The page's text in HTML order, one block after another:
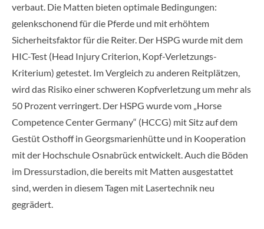
verbaut. Die Matten bieten optimale Bedingungen:
gelenkschonend für die Pferde und mit erhöhtem
Sicherheitsfaktor für die Reiter. Der HSPG wurde mit dem
HIC-Test (Head Injury Criterion, Kopf-Verletzungs-
Kriterium) getestet. Im Vergleich zu anderen Reitplätzen,
wird das Risiko einer schweren Kopfverletzung um mehr als
50 Prozent verringert. Der HSPG wurde vom „Horse
Competence Center Germany“ (HCCG) mit Sitz auf dem
Gestüt Osthoff in Georgsmarienhütte und in Kooperation
mit der Hochschule Osnabrück entwickelt. Auch die Böden
im Dressurstadion, die bereits mit Matten ausgestattet
sind, werden in diesem Tagen mit Lasertechnik neu
gegrädert.